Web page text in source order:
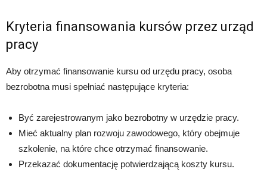
Kryteria finansowania kursów przez urząd
pracy
Aby otrzymać finansowanie kursu od urzędu pracy, osoba
bezrobotna musi spełniać następujące kryteria:
Być zarejestrowanym jako bezrobotny w urzędzie pracy.
Mieć aktualny plan rozwoju zawodowego, który obejmuje
szkolenie, na które chce otrzymać finansowanie.
Przekazać dokumentację potwierdzającą koszty kursu.